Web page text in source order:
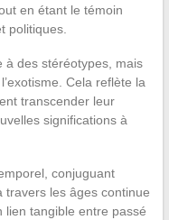
en étant le témoin
politiques.
à des stéréotypes, mais
Cela reflète la
transcender leur
significations à
conjuguant
travers les âges continue
lien tangible entre passé